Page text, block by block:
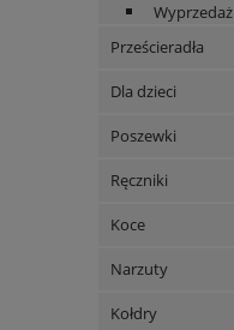
Wyprzedaż
Prześcieradła
Dla dzieci
Poszewki
Ręczniki
Koce
Narzuty
Kołdry